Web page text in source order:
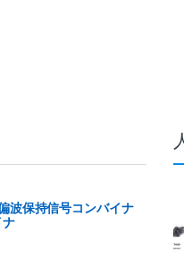
波保持信号コンバイナ
ナ